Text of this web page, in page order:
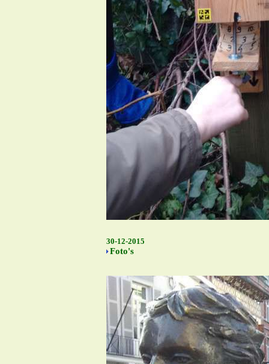
30-12-2015
Foto's